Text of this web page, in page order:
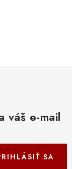
váš e-mail
SA